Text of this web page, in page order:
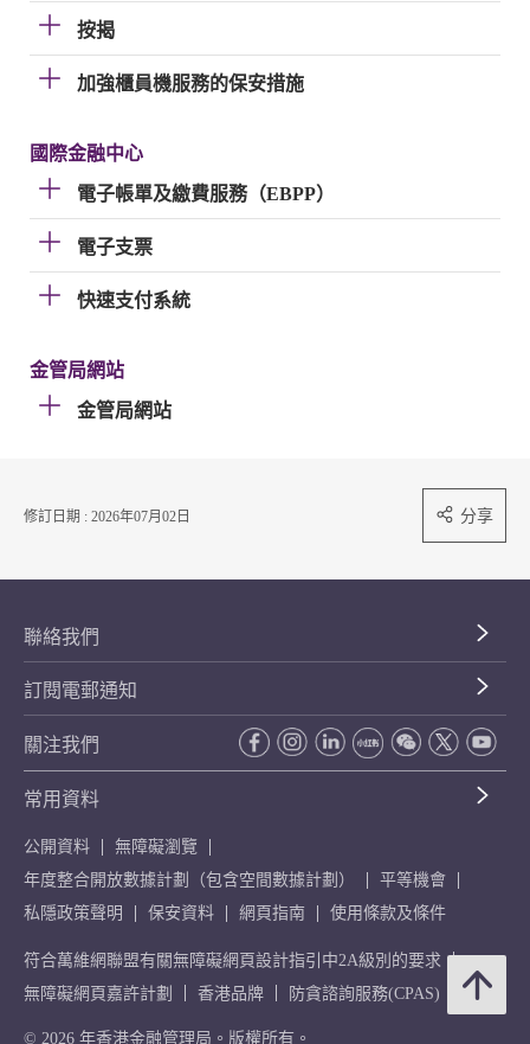
按揭
加強櫃員機服務的保安措施
國際金融中心
電子帳單及繳費服務（EBPP）
電子支票
快速支付系統
金管局網站
金管局網站
修訂日期 : 2026年07月02日 分享
聯絡我們
訂閱電郵通知
關注我們
常用資料
公開資料
無障礙瀏覽
年度整合開放數據計劃（包含空間數據計劃）
平等機會
私隱政策聲明
保安資料 網頁指南 使用條款及條件
符合萬維網聯盟有關無障礙網頁設計指引中2A級別的要求
無障礙網頁嘉許計劃
香港品牌 防貪諮詢服務(CPAS)
© 2026 年香港金融管理局。版權所有。